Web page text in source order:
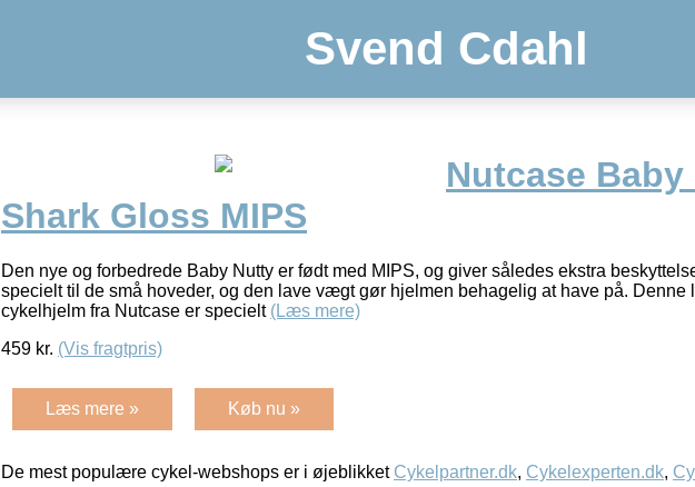
Svend Cdahl
Nutcase
Shark Gloss MIPS
Den nye og forbedrede Baby Nutty er født med MIPS, og giver således ekstra
specielt til de små hoveder, og den lave vægt gør hjelmen behagelig at have på. Denne
cykelhjelm fra Nutcase er specielt (Læs mere)
459 kr. (Vis fragtpris)
Læs mere » Køb nu »
De mest populære cykel-webshops er i øjeblikket Cykelpartner.dk, Cykelexperten.dk,